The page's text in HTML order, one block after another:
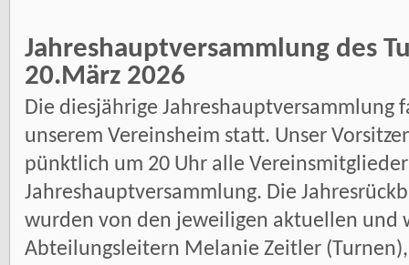
Jahreshauptversammlung des
20.März 2026
Die diesjährige Jahreshauptversammlung
unserem Vereinsheim statt. Unser
pünktlich um 20 Uhr alle
Jahreshauptversammlung. Die
wurden von den jeweiligen aktuellen und
Abteilungsleitern Melanie Zeitler